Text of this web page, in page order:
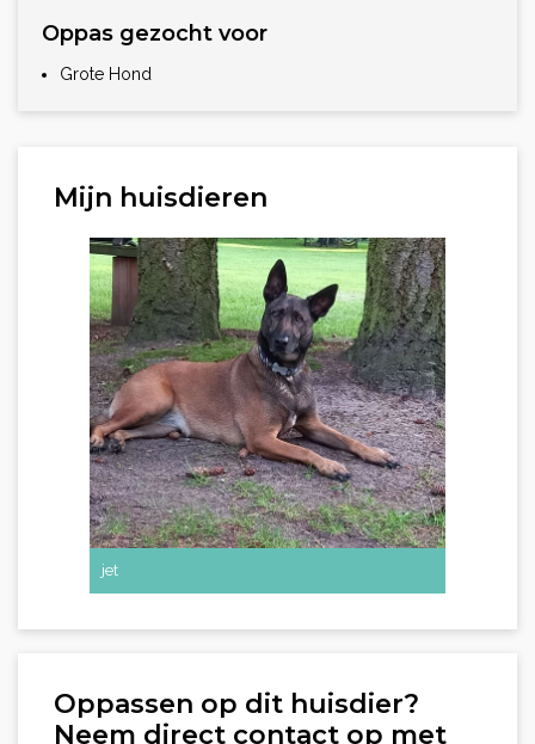
Oppas gezocht voor
Grote Hond
Mijn huisdieren
jet
Oppassen op dit huisdier?
Neem direct contact op met